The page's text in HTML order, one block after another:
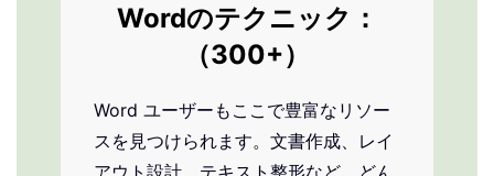
Wordのテクニック：
（300+）
Word ユーザーもここで豊富なリソー
スを見つけられます。文書作成、レイ
アウト設計、テキスト整形など、どん